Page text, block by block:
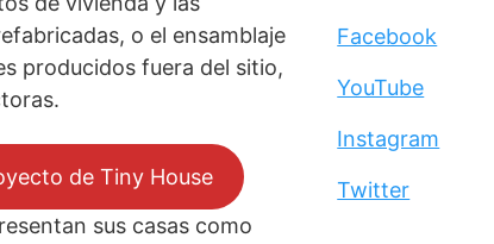
o el ensamblaje
producidos fuera del sitio,
de Tiny House
sus casas como
Facebook
YouTube
Instagram
Twitter